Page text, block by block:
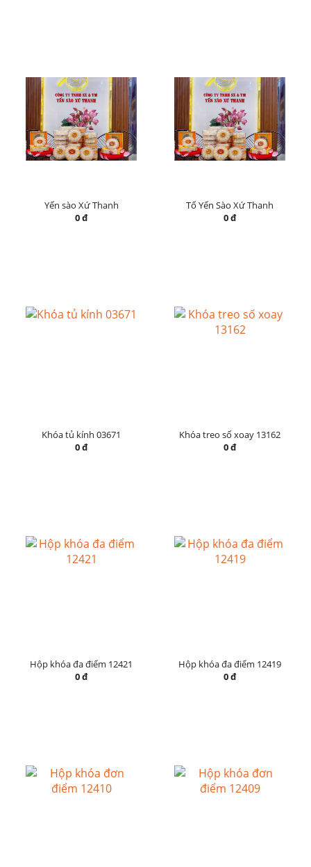
Yến sào Xứ Thanh
0 đ
Tổ Yến Sào Xứ Thanh
0 đ
Khóa tủ kính 03671
0 đ
Khóa treo số xoay 13162
0 đ
Hộp khóa đa điểm 12421
0 đ
Hộp khóa đa điểm 12419
0 đ